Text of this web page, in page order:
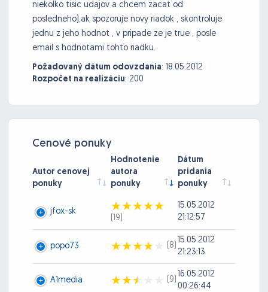
niekolko tisic udajov a chcem zacat od
posledneho),ak spozoruje novy riadok , skontroluje
jednu z jeho hodnot , v pripade ze je true , posle
email s hodnotami tohto riadku.
Požadovaný dátum odovzdania: 18.05.2012
Rozpočet na realizáciu: 200
Cenové ponuky
Autor cenovej
ponuky
Hodnotenie
autora
ponuky
Dátum
pridania
ponuky
jfox-sk
(19)
15.05.2012
21:12:57
popo73 (8)
15.05.2012
21:23:13
A1media (9)
16.05.2012
00:26:44